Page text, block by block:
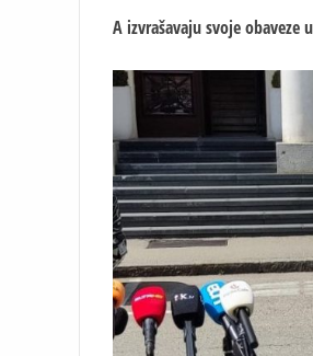
A izvrašavaju svoje